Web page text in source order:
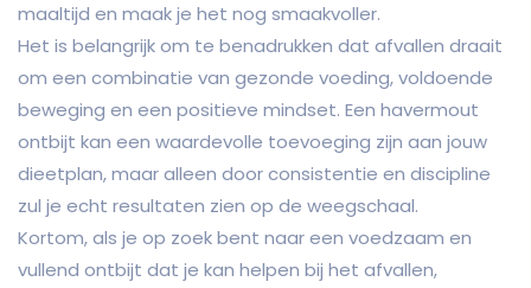
maaltijd en maak je het nog smaakvoller.
Het is belangrijk om te benadrukken dat afvallen draait
om een combinatie van gezonde voeding, voldoende
beweging en een positieve mindset. Een havermout
ontbijt kan een waardevolle toevoeging zijn aan jouw
dieetplan, maar alleen door consistentie en discipline
zul je echt resultaten zien op de weegschaal.
Kortom, als je op zoek bent naar een voedzaam en
vullend ontbijt dat je kan helpen bij het afvallen,